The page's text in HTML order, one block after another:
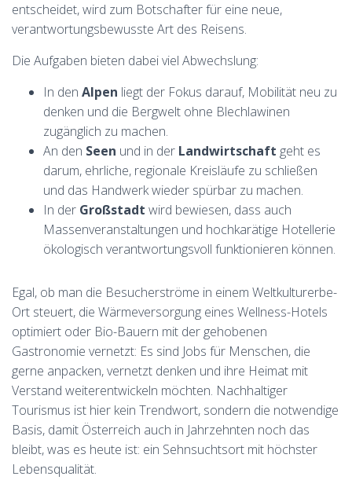
entscheidet, wird zum Botschafter für eine neue,
verantwortungsbewusste Art des Reisens.
Die Aufgaben bieten dabei viel Abwechslung:
In den Alpen liegt der Fokus darauf, Mobilität neu zu
denken und die Bergwelt ohne Blechlawinen
zugänglich zu machen.
An den Seen und in der Landwirtschaft geht es
darum, ehrliche, regionale Kreisläufe zu schließen
und das Handwerk wieder spürbar zu machen.
In der Großstadt wird bewiesen, dass auch
Massenveranstaltungen und hochkarätige Hotellerie
ökologisch verantwortungsvoll funktionieren können.
Egal, ob man die Besucherströme in einem Weltkulturerbe-
Ort steuert, die Wärmeversorgung eines Wellness-Hotels
optimiert oder Bio-Bauern mit der gehobenen
Gastronomie vernetzt: Es sind Jobs für Menschen, die
gerne anpacken, vernetzt denken und ihre Heimat mit
Verstand weiterentwickeln möchten. Nachhaltiger
Tourismus ist hier kein Trendwort, sondern die notwendige
Basis, damit Österreich auch in Jahrzehnten noch das
bleibt, was es heute ist: ein Sehnsuchtsort mit höchster
Lebensqualität.